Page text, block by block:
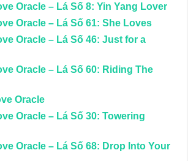
Oracle – Lá Số 8: Yin Yang Lover
Oracle – Lá Số 61: She Loves
Oracle – Lá Số 46: Just for a
Oracle – Lá Số 60: Riding The
Oracle
Oracle – Lá Số 30: Towering
Oracle – Lá Số 68: Drop Into Your